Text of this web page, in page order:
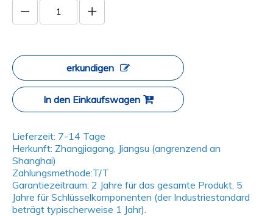
erkundigen
In den Einkaufswagen
Lieferzeit: 7-14 Tage
Herkunft: Zhangjiagang, Jiangsu (angrenzend an
Shanghai)
Zahlungsmethode:T/T
Garantiezeitraum: 2 Jahre für das gesamte Produkt, 5
Jahre für Schlüsselkomponenten (der Industriestandard
beträgt typischerweise 1 Jahr).